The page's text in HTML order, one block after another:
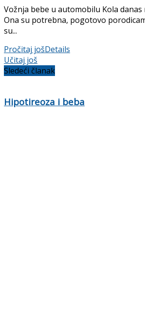
Vožnja bebe u automobilu Kola danas
Ona su potrebna, pogotovo
su...
Pročitaj jošDetails
Učitaj još
Sledeći članak
Hipotireoza i beba